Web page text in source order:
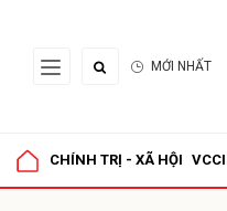
MỚI NHẤT
CHÍNH TRỊ - XÃ HỘI VCCI